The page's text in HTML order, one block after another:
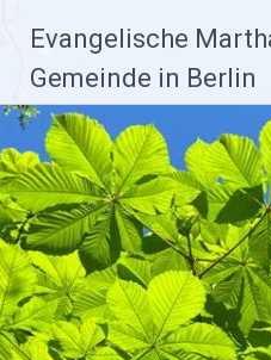
Inhalt
springen
Evangelische
Gemeinde in Berlin